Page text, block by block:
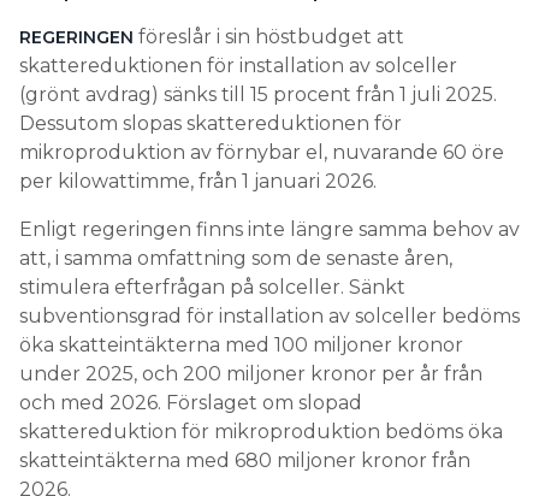
REGERINGEN föreslår i sin höstbudget att
skattereduktionen för installation av solceller
(grönt avdrag) sänks till 15 procent från 1 juli 2025.
Dessutom slopas skattereduktionen för
mikroproduktion av förnybar el, nuvarande 60 öre
per kilowattimme, från 1 januari 2026.
Enligt regeringen finns inte längre samma behov av
att, i samma om­fattning som de senaste åren,
stimulera efterfrågan på solceller. Sänkt
subventionsgrad för installation av solceller bedöms
öka skatteintäkterna med 100 miljoner kronor
under 2025, och 200 miljoner kronor per år från
och med 2026. Förslaget om slopad
skattereduktion för mikroproduktion bedöms öka
skatteintäkterna med 680 miljoner kronor från
2026.